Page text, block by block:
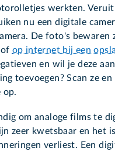
werkten. Veruit
nu een digitale
De foto's bewaren
op internet bij een
en wil je deze
toevoegen? Scan ze en
op.
om analoge films te
zeer kwetsbaar en het
verliest. Een